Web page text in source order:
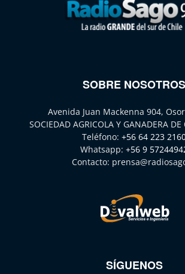
SOBRE NOSOTROS
Avenida Juan Mackenna 904,
SOCIEDAD AGRICOLA Y GANADERA
Teléfono: +56 64 223
Whatsapp: +56 9
Contacto:
SÍGUENOS